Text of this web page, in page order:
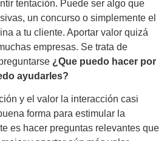
tentación. Puede ser algo que
un concurso o simplemente el
a tu cliente. Aportar valor quizá
empresas. Se trata de
¿Que puedo hacer por
ayudarles?
y el valor la interacción casi
forma para estimular la
es hacer preguntas relevantes que